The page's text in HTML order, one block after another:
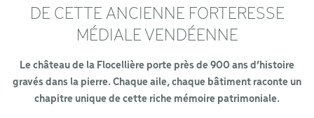
DE CETTE ANCIENNE FORTERESSE
MÉDIALE VENDÉENNE
Le château de la Flocellière porte près de 900 ans d’histoire
gravés dans la pierre. Chaque aile, chaque bâtiment raconte un
chapitre unique de cette riche mémoire patrimoniale.